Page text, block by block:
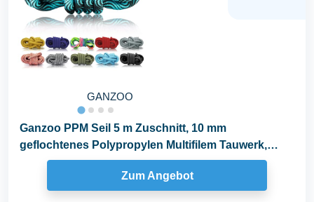
GANZOO
Ganzoo PPM Seil 5 m Zuschnitt, 10 mm
geflochtenes Polypropylen Multifilem Tauwerk,
Wave Türkis...
Zum Angebot